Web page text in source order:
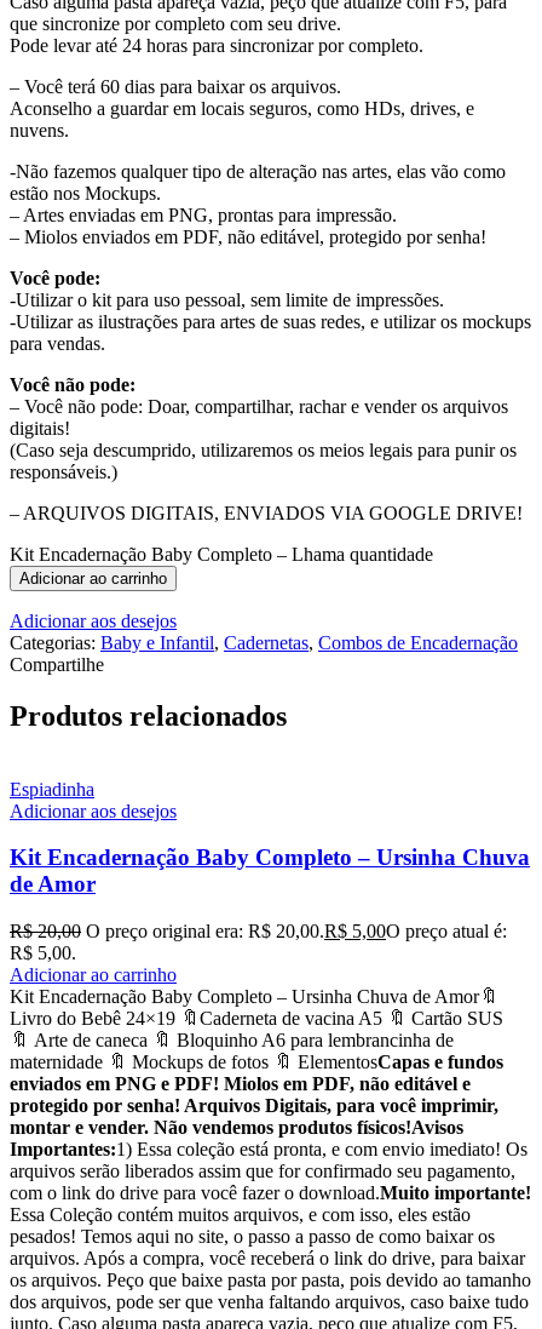
que sincronize por completo com seu drive.
Pode levar até 24 horas para sincronizar por completo.
– Você terá 60 dias para baixar os arquivos.
Aconselho a guardar em locais seguros, como HDs, drives, e
nuvens.
-Não fazemos qualquer tipo de alteração nas artes, elas vão como
estão nos Mockups.
– Artes enviadas em PNG, prontas para impressão.
– Miolos enviados em PDF, não editável, protegido por senha!
Você pode:
-Utilizar o kit para uso pessoal, sem limite de impressões.
-Utilizar as ilustrações para artes de suas redes, e utilizar os mockups
para vendas.
Você não pode:
– Você não pode: Doar, compartilhar, rachar e vender os arquivos
digitais!
(Caso seja descumprido, utilizaremos os meios legais para punir os
responsáveis.)
– ARQUIVOS DIGITAIS, ENVIADOS VIA GOOGLE DRIVE!
Kit Encadernação Baby Completo – Lhama quantidade
Adicionar ao carrinho
Adicionar aos desejos
Categorias: Baby e Infantil, Cadernetas, Combos de Encadernação
Compartilhe
Produtos relacionados
Espiadinha
Adicionar aos desejos
Kit Encadernação Baby Completo – Ursinha Chuva
de Amor
R$20,00 O preço original era: R$ 20,00.R$ 5,00O preço atual é:
R$ 5,00.
Adicionar ao carrinho
Kit Encadernação Baby Completo – Ursinha Chuva de Amor🔖
Livro do Bebê 24×19 🔖Caderneta de vacina A5 🔖 Cartão SUS
🔖 Arte de caneca 🔖 Bloquinho A6 para lembrancinha de
maternidade 🔖 Mockups de fotos 🔖 ElementosCapas e fundos
enviados em PNG e PDF! Miolos em PDF, não editável e
protegido por senha! Arquivos Digitais, para você imprimir,
montar e vender. Não vendemos produtos físicos!Avisos
Importantes:1) Essa coleção está pronta, e com envio imediato! Os
arquivos serão liberados assim que for confirmado seu pagamento,
com o link do drive para você fazer o download.Muito importante!
Essa Coleção contém muitos arquivos, e com isso, eles estão
pesados! Temos aqui no site, o passo a passo de como baixar os
arquivos. Após a compra, você receberá o link do drive, para baixar
os arquivos. Peço que baixe pasta por pasta, pois devido ao tamanho
dos arquivos, pode ser que venha faltando arquivos, caso baixe tudo
junto. Caso alguma pasta apareça vazia, peço que atualize com F5,